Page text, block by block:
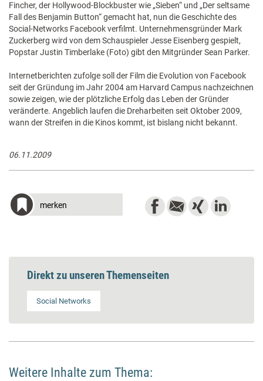
Fincher, der Hollywood-Blockbuster wie „Sieben“ und „Der seltsame
Fall des Benjamin Button“ gemacht hat, nun die Geschichte des
Social-Networks Facebook verfilmt. Unternehmensgründer Mark
Zuckerberg wird von dem Schauspieler Jesse Eisenberg gespielt,
Popstar Justin Timberlake (Foto) gibt den Mitgründer Sean Parker.
Internetberichten zufolge soll der Film die Evolution von Facebook
seit der Gründung im Jahr 2004 am Harvard Campus nachzeichnen
sowie zeigen, wie der plötzliche Erfolg das Leben der Gründer
veränderte. Angeblich laufen die Dreharbeiten seit Oktober 2009,
wann der Streifen in die Kinos kommt, ist bislang nicht bekannt.
06.11.2009
merken
Direkt zu unseren Themenseiten
Social Networks
Weitere Inhalte zum Thema: